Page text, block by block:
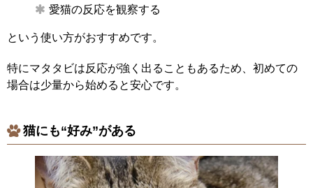
愛猫の反応を観察する
という使い方がおすすめです。
特にマタタビは反応が強く出ることもあるため、初めての
場合は少量から始めると安心です。
猫にも“好み”がある